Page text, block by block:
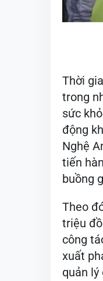
Thời
trong
sức
động
Nghệ
tiến
buồng
Theo
triệu
công
xuất
quản